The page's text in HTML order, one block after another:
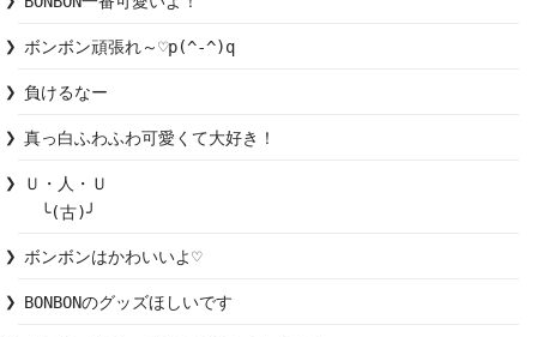
ボンボン頑張れ～♡p(^-^)q
負けるなー
真っ白ふわふわ可愛くて大好き！
Ｕ・人・Ｕ
╰(古)╯
ボンボンはかわいいよ♡
BONBONのグッズほしいです